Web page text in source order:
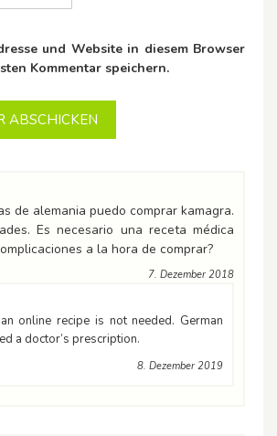
und Website in diesem Browser
Kommentar speichern.
de alemania puedo comprar kamagra.
Es necesario una receta médica
a la hora de comprar?
7. Dezember 2018
online recipe is not needed. German
a doctor’s prescription.
8. Dezember 2019